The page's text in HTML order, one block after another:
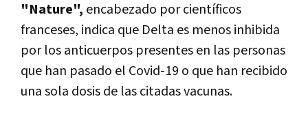
"Nature", encabezado por científicos
franceses, indica que Delta es menos inhibida
por los anticuerpos presentes en las personas
que han pasado el Covid-19 o que han recibido
una sola dosis de las citadas vacunas.